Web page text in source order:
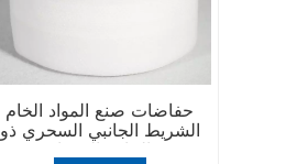
حفاضات صنع المواد الخام
الشريط الجانبي السحري ذو
الحافة الزرقاء